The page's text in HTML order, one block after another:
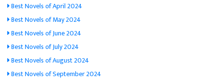
Best Novels of April 2024
Best Novels of May 2024
Best Novels of June 2024
Best Novels of July 2024
Best Novels of August 2024
Best Novels of September 2024